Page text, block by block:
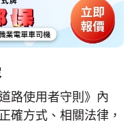
路使用者守則》內
確方式、相關法律，